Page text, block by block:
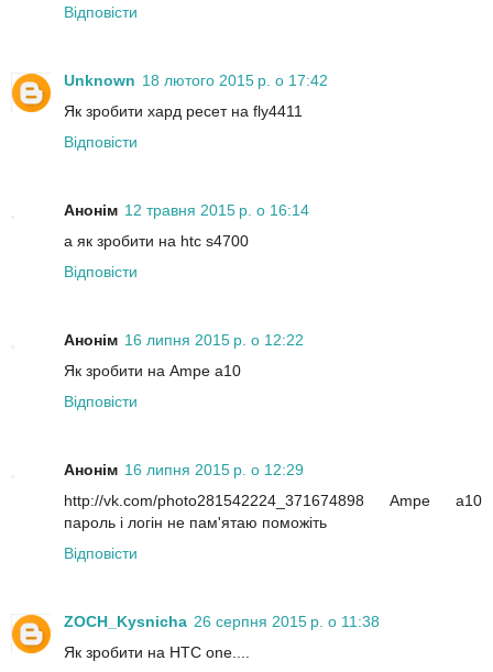
Відповісти
Unknown 18 лютого 2015 р. о 17:42
Як зробити хард ресет на fly4411
Відповісти
Анонім 12 травня 2015 р. о 16:14
а як зробити на htc s4700
Відповісти
Анонім 16 липня 2015 р. о 12:22
Як зробити на Ampe a10
Відповісти
Анонім 16 липня 2015 р. о 12:29
http://vk.com/photo281542224_371674898 Ampe a10
пароль і логін не пам'ятаю поможіть
Відповісти
ZOCH_Kysnicha 26 серпня 2015 р. о 11:38
Як зробити на HTC one....